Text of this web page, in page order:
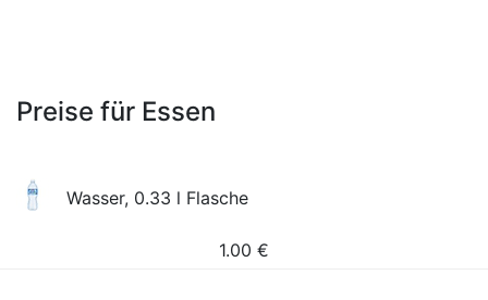
Preise für Essen
Wasser, 0.33 l Flasche
1.00 €